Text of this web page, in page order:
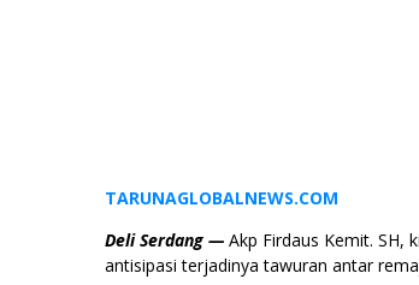
TARUNAGLOBALNEWS.COM
Deli Serdang — Akp Firdaus Kemit. SH,
antisipasi terjadinya tawuran antar